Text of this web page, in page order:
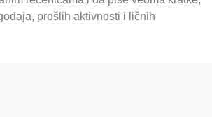
prošlih aktivnosti i ličnih